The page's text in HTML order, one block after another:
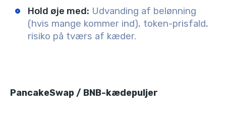
Hold øje med: Udvanding af belønning
(hvis mange kommer ind), token-prisfald,
risiko på tværs af kæder.
PancakeSwap / BNB-kædepuljer